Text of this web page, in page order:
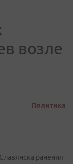
возле
Политика
ранения